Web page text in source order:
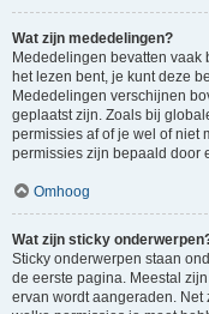
Wat zijn mededelingen?
Mededelingen bevatten vaak
het lezen bent, je kunt deze
Mededelingen verschijnen
geplaatst zijn. Zoals bij
permissies af of je wel of niet
permissies zijn bepaald door
Omhoog
Wat zijn sticky
Sticky onderwerpen staan
de eerste pagina. Meestal
ervan wordt aangeraden.